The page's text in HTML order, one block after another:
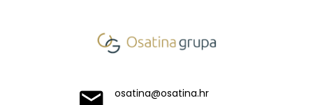
osatina@osatina.hr